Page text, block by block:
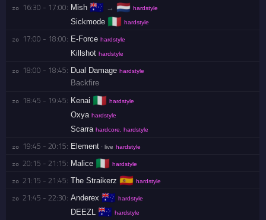
zo 16:30 - 17:00: Mish 🇦🇺 → 🇳🇱 hardstyle
Sickmode 🇮🇹 hardstyle
zo 17:00 - 18:00: E-Force hardstyle
Killshot hardstyle
zo 18:00 - 18:45: Dual Damage hardstyle
Backfire
zo 18:45 - 19:45: Kenai 🇮🇹 hardstyle
Oxya hardstyle
Scarra hardcore, hardstyle
zo 19:45 - 20:15: Element · live hardstyle
zo 20:15 - 21:15: Malice 🇮🇹 hardstyle
zo 21:15 - 21:45: The Straikerz 🇪🇸 hardstyle
zo 21:45 - 22:30: Anderex 🇦🇺 hardstyle
DEEZL 🇦🇺 hardstyle